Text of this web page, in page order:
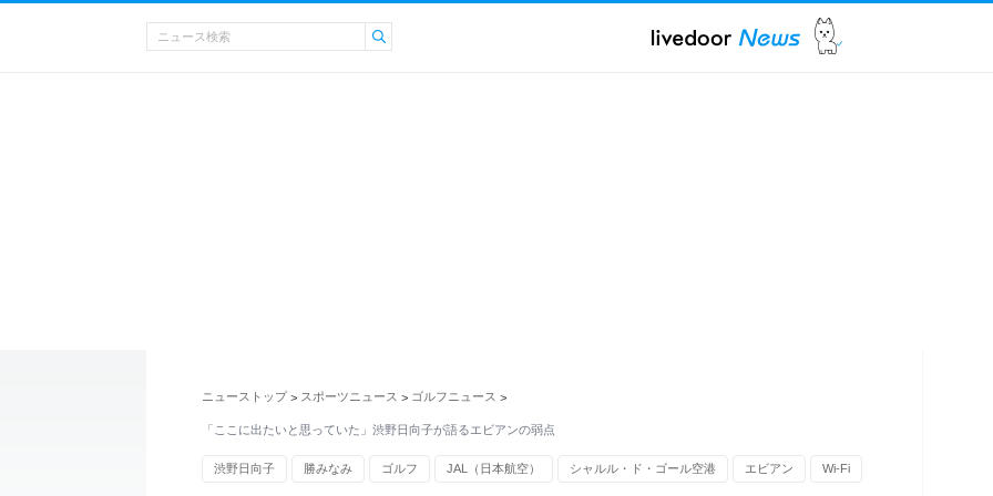
ニューストップ > スポーツニュース > ゴルフニュース >
「ここに出たいと思っていた」渋野日向子が語るエビアンの弱点
渋野日向子 勝みなみ ゴルフ JAL（日本航空） シャルル・ド・ゴール空港 エビアン Wi-Fi